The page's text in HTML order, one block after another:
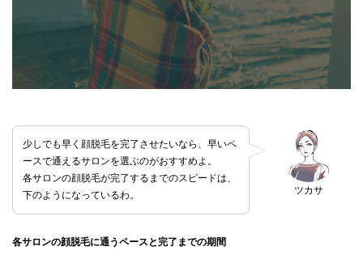
ツカサ
少しでも早く顔脱毛を完了させたいなら、早いペ
ースで通えるサロンを選ぶのがおすすめよ。
各サロンの顔脱毛が完了するまでのスピードは、
下のようになっているわ。
各サロンの顔脱毛に通うペースと完了までの期間